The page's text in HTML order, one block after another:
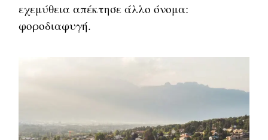
εχεμύθεια απέκτησε άλλο όνομα:
φοροδιαφυγή.